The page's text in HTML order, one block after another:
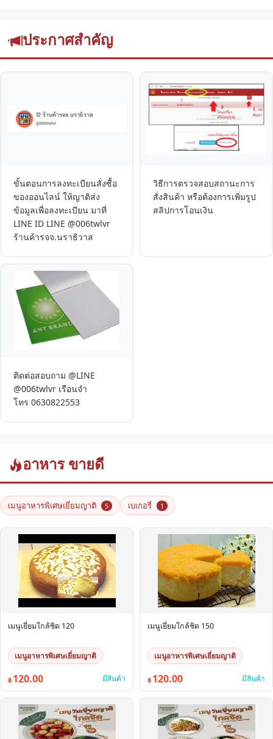
ประกาศสำคัญ
ขั้นตอนการลงทะเบียนสั่งซื้อ
ของออนไลน์ ให้ญาติส่ง
ข้อมูลเพื่อลงทะเบียน มาที่
LINE ID LINE @006twlvr
ร้านค้ารจจ.นราธิวาส
วิธีการตรวจสอบสถานะการ
สั่งสินค้า หรือต้องการเพิ่มรูป
สลิปการโอนเงิน
ติดต่อสอบถาม @LINE
@006twlvr เรือนจำ
โทร 0630822553
อาหาร ขายดี
เมนูอาหารพิเศษเยี่ยมญาติ 5 เบเกอรี่ 1
เมนูเยี่ยมใกล้ชิด 120
เมนูอาหารพิเศษเยี่ยมญาติ
฿ 120.00 มีสินค้า
เมนูเยี่ยมใกล้ชิด 150
เมนูอาหารพิเศษเยี่ยมญาติ
฿ 120.00 มีสินค้า